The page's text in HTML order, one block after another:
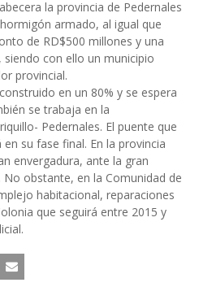
la provincia de Pedernales
armado, al igual que
de RD$500 millones y una
con ello un municipio
provincial.
en un 80% y se espera
se trabaja en la
Pedernales. El puente que
su fase final. En la provincia
envergadura, ante la gran
obstante, en la Comunidad de
habitacional, reparaciones
que seguirá entre 2015 y